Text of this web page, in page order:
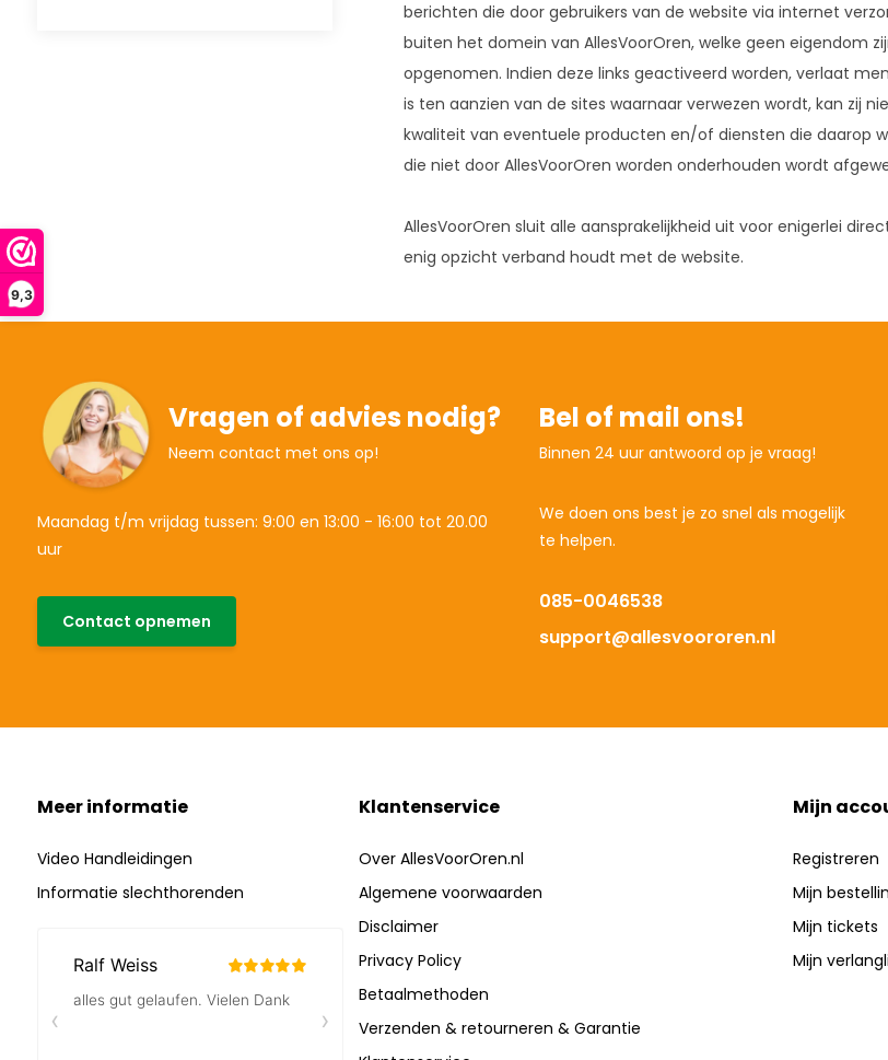
9,3
berichten die door gebruikers van de website via internet
buiten het domein van AllesVoorOren, welke geen eigendom
opgenomen. Indien deze links geactiveerd worden, verlaat
is ten aanzien van de sites waarnaar verwezen wordt, kan zij
kwaliteit van eventuele producten en/of diensten die daarop
die niet door AllesVoorOren worden onderhouden wordt
AllesVoorOren sluit alle aansprakelijkheid uit voor enigerlei
enig opzicht verband houdt met de website.
Vragen of advies nodig?
Neem contact met ons op!
Maandag t/m vrijdag tussen: 9:00 en 13:00 - 16:00 tot 20.00
uur
Contact opnemen
Bel of mail ons!
Binnen 24 uur antwoord op je vraag!
We doen ons best je zo snel als mogelijk
te helpen.
085-0046538
support@allesvoororen.nl
Meer informatie
Video Handleidingen
Informatie slechthorenden
Klantenservice
Over AllesVoorOren.nl
Algemene voorwaarden
Disclaimer
Privacy Policy
Betaalmethoden
Verzenden & retourneren & Garantie
Mijn
Registreren
Mijn
Mijn tickets
Mijn